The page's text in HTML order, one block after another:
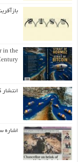
in the
اشاره